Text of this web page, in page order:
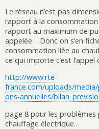
Le réseau n’est pas
rapport à la
rapport au maximum de
appelée… Donc on s’en
consommation liée au
ce qui importe c’est l’appel
http://www.rte-
france.com/uploads/
ons-annuelles/
page 8 pour les problèmes
chauffage électrique…